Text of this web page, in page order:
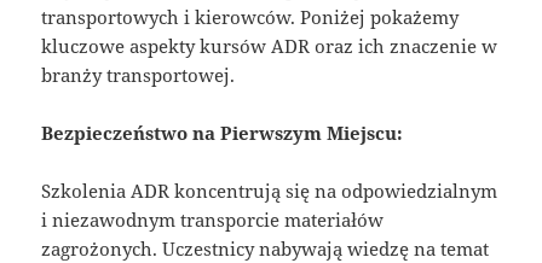
transportowych i kierowców. Poniżej pokażemy
kluczowe aspekty kursów ADR oraz ich znaczenie w
branży transportowej.
Bezpieczeństwo na Pierwszym Miejscu:
Szkolenia ADR koncentrują się na odpowiedzialnym
i niezawodnym transporcie materiałów
zagrożonych. Uczestnicy nabywają wiedzę na temat